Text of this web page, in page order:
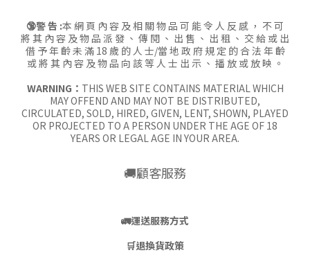
🔞警 告 :本 網 頁 內 容 及 相 關 物 品 可 能 令 人 反 感 ， 不 可
將 其 內 容 及 物 品 派 發 、 傳 閱 、 出 售 、 出 租 、 交 給 或 出
借 予 年 齡 未 滿 18 歲 的 人 士/當 地 政 府 規 定 的 合 法 年 齡
或 將 其 內 容 及 物 品 向 該 等 人 士 出 示 、 播 放 或 放 映 。
WARNING： THIS WEB SITE CONTAINS MATERIAL WHICH
MAY OFFEND AND MAY NOT BE DISTRIBUTED,
CIRCULATED, SOLD, HIRED, GIVEN, LENT, SHOWN, PLAYED
OR PROJECTED TO A PERSON UNDER THE AGE OF 18
YEARS OR LEGAL AGE IN YOUR AREA.
🚚顧客服務
🚛運送服務方式
🛒退換貨政策